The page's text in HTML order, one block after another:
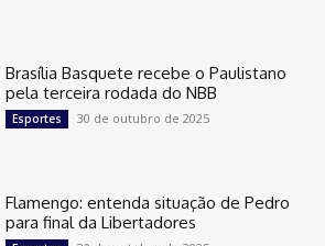
Brasília Basquete recebe o Paulistano
pela terceira rodada do NBB
Esportes 30 de outubro de 2025
Flamengo: entenda situação de Pedro
para final da Libertadores